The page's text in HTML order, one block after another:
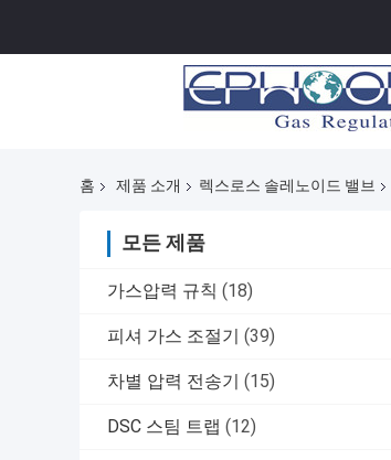
홈 제품 소개 렉스로스 솔레노이드 밸브
모든 제품
가스압력 규칙 (18)
피셔 가스 조절기 (39)
차별 압력 전송기 (15)
DSC 스팀 트랩 (12)